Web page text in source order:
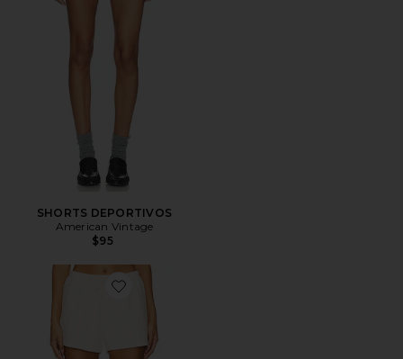
SHORTS DEPORTIVOS
American Vintage
$95
Favorite SHORTS CON CORDÓN